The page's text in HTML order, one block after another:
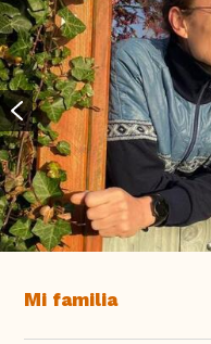
Mi familia